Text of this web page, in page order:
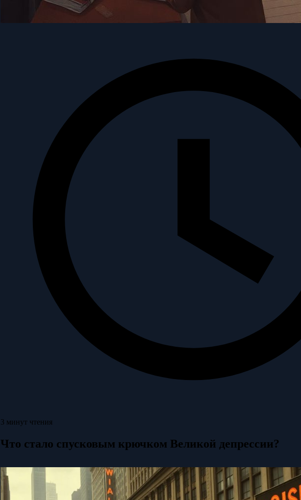
3 минут чтения
Что стало спусковым крючком Великой депрессии?